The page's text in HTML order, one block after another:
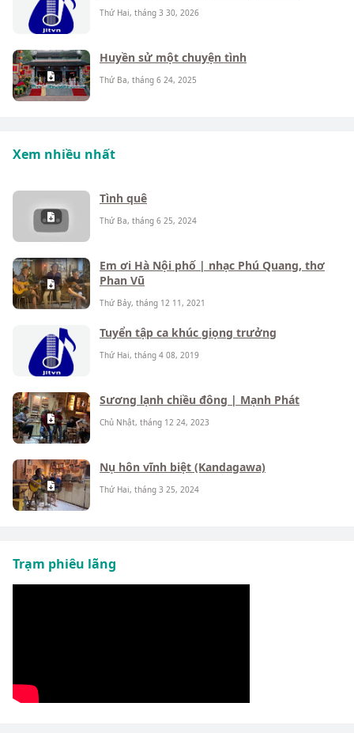
Thứ Hai, tháng 3 30, 2026
Huyền sử một chuyện tình
Thứ Ba, tháng 6 24, 2025
Xem nhiều nhất
Tình quê
Thứ Ba, tháng 6 25, 2024
Em ơi Hà Nội phố | nhạc Phú Quang, thơ
Phan Vũ
Thứ Bảy, tháng 12 11, 2021
Tuyển tập ca khúc giọng trưởng
Thứ Hai, tháng 4 08, 2019
Sương lạnh chiều đông | Mạnh Phát
Chủ Nhật, tháng 12 24, 2023
Nụ hôn vĩnh biệt (Kandagawa)
Thứ Hai, tháng 3 25, 2024
Trạm phiêu lãng